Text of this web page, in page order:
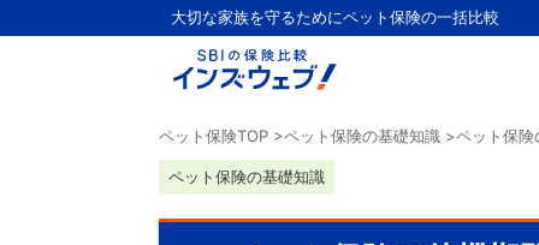
大切な家族を守るためにペット保険の一括比較
ペット保険TOP >ペット保険の基礎知識 >ペット保険
ペット保険の基礎知識